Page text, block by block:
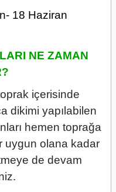
18 Haziran
NE ZAMAN
içerisinde
dikimi yapılabilen
hemen toprağa
uygun olana kadar
de devam